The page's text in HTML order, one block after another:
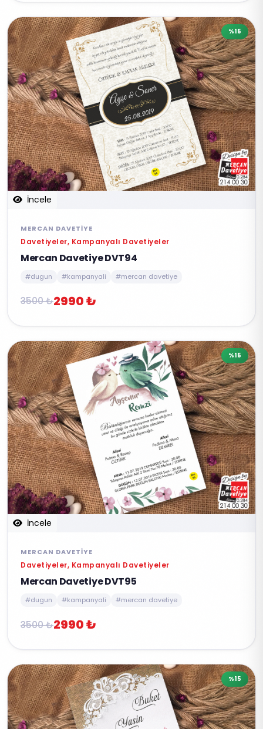
İncele
%15
MERCAN DAVETIYE
Davetiyeler, Kampanyalı Davetiyeler
Mercan Davetiye DVT94
#dugun #kampanyali #mercan davetiye
3500 ₺2990 ₺
İncele
%15
MERCAN DAVETIYE
Davetiyeler, Kampanyalı Davetiyeler
Mercan Davetiye DVT95
#dugun #kampanyali #mercan davetiye
3500 ₺2990 ₺
%15